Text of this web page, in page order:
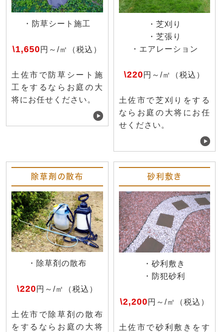
・防草シート施工
\1,650円～/㎡（税込）
土佐市で防草シート施
工をするならお庭の大
将にお任せください。
・芝刈り
・芝張り
・エアレーション
\220円～/㎡（税込）
土佐市で芝刈りをする
ならお庭の大将にお任
せください。
除草剤の散布
・除草剤の散布
\220円～/㎡（税込）
土佐市で除草剤の散布
をするならお庭の大将
砂利敷き
・砂利敷き
・防犯砂利
\2,200円～/㎡（税込）
土佐市で砂利敷きをす